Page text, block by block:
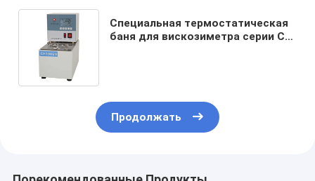
Специальная термостатическая
баня для вискозиметра серии CH
Продолжать